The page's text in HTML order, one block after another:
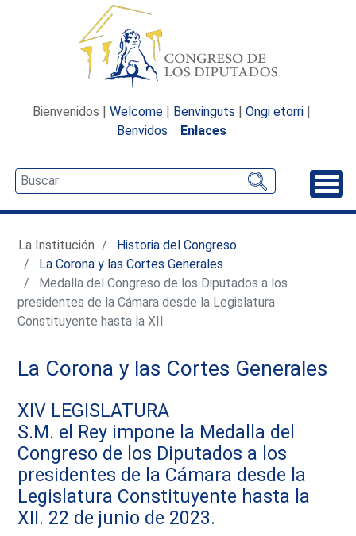
Bienvenidos | Welcome | Benvinguts | Ongi etorri |
Benvidos
Enlaces
La Institución
Historia del Congreso
La Corona y las Cortes Generales
Medalla del Congreso de los Diputados a los
presidentes de la Cámara desde la Legislatura
Constituyente hasta la XII
La Corona y las Cortes Generales
XIV LEGISLATURA
S.M. el Rey impone la Medalla del
Congreso de los Diputados a los
presidentes de la Cámara desde la
Legislatura Constituyente hasta la
XII. 22 de junio de 2023.